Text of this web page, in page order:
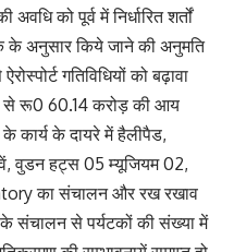
अवधि को पूर्व में निर्धारित शर्तों
के अनुसार किये जाने की अनुमति
गतिविधियों को बढ़ावा
से रू0 60.14 करोड़ की आय
के कार्य के दायरे में हैलीपैड,
वुडन हट्स 05 म्यूजियम 02,
का संचालन और रख रखाव
संचालन से पर्यटकों की संख्या में